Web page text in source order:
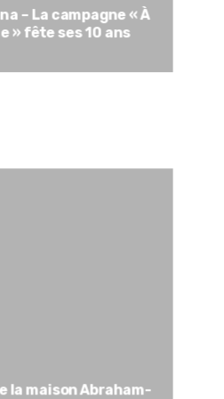
– La campagne « À
» fête ses 10 ans
la maison Abraham-